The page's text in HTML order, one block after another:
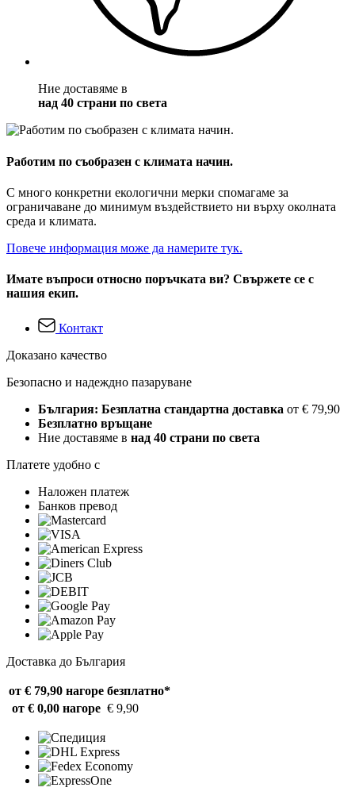
Ние доставяме в
над 40 страни по света
Работим по съобразен с климата начин.
С много конкретни екологични мерки спомагаме за
ограничаване до минимум въздействието ни върху околната
среда и климата.
Повече информация може да намерите тук.
Имате въпроси относно поръчката ви? Свържете се с
нашия екип.
Контакт
Доказано качество
Безопасно и надеждно пазаруване
България: Безплатна стандартна доставка от € 79,90
Безплатно връщане
Ние доставяме в над 40 страни по света
Платете удобно с
Наложен платеж
Банков превод
Доставка до България
от € 79,90 нагоре безплатно*
от € 0,00 нагоре € 9,90